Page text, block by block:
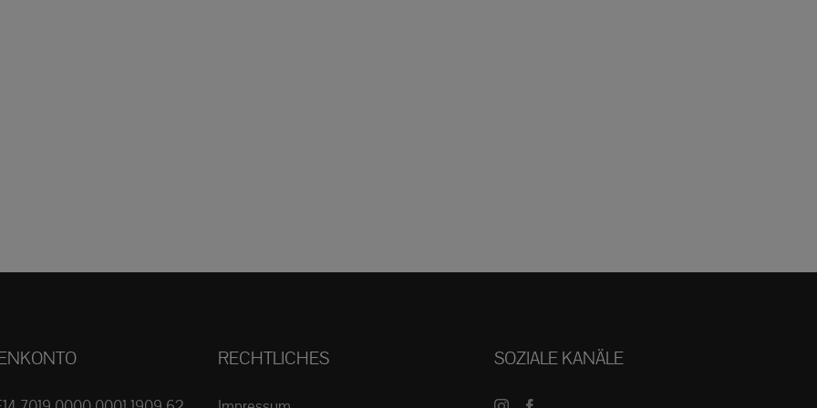
RECHTLICHES SOZIALE KANÄLE